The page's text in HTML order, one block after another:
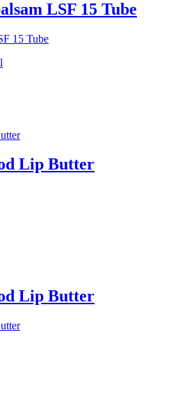
LSF 15 Tube
Lip Butter
Lip Butter